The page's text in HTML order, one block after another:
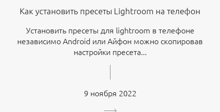
Как установить пресеты Lightroom на телефон
Установить пресеты для lightroom в телефоне
независимо Android или Айфон можно скопировав
настройки пресета...
9 ноября 2022